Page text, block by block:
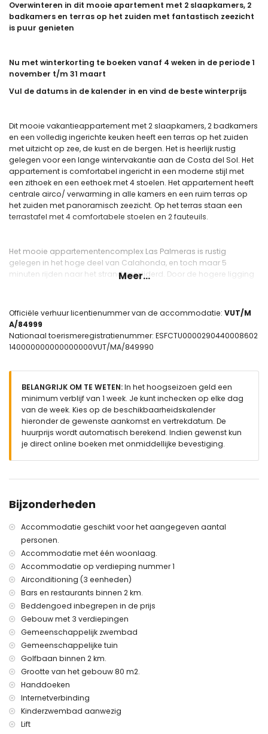
Overwinteren in dit mooie apartement met 2 slaapkamers, 2
badkamers en terras op het zuiden met fantastisch zeezicht
is puur genieten
Nu met winterkorting te boeken vanaf 4 weken in de periode 1
november t/m 31 maart
Vul de datums in de kalender in en vind de beste winterprijs
Dit mooie vakantieappartement met 2 slaapkamers, 2 badkamers
en een volledig ingerichte keuken heeft een terras op het zuiden
met uitzicht op zee, de kust en de bergen. Het is heerlijk rustig
gelegen voor een lange wintervakantie aan de Costa del Sol. Het
appartement is comfortabel ingericht in een moderne stijl met
een zithoek en een eethoek met 4 stoelen. Het appartement heeft
centrale airco/ verwarming in alle kamers en een ruim terras op
het zuiden met panoramisch zeezicht. Op het terras staan een
terrastafel met 4 comfortabele stoelen en 2 fauteuils.
Het mooie appartementencomplex Las Palmeras is rustig
gelegen in het hoge deel van Calahonda, en toch maar 5
minuten rijden naar het strand verwijderd. Door de hogere ligging
appartement is gunstig gelegen voor golfen, tennis en strand.
Vanaf het appartement is het 1 km tot 3 km rijden naar diverse
supermarkten, winkels, restaurants en bars. Strand van Calahonda
op 3,5 km.
Er is een privé parkeerplaats aanwezig in de ondergrondse
La Siesta Golf en tennisclub Club Del Sol liggen beide binnen 2 km
afstand.
Binnen aanwezig
Ruime woonkamer met zithoek, eethoek en schuifpui naar
stoelen.
zenders, YouTube en Netflix.
Er is ook een stereoset met cd speler die aangesloten is op
de tv.
Gratis WIFI internetaansluiting aanwezig (glasvezel).
Keuken
Moderne keuken met keramische kookplaat, afzuigkap, oven,
magnetron, koelkast, vaatwasser, wasmachine, koffie machine,
water koker, broodtoaster, tosti apparaat, staafmixer, elektrische
eierkoker van het merk Steba, blender, slowcooker, granieten
werkblad en een doorgeefluik naar de eethoek.
Twee slaapkamers met inbouwkasten en airco/verwarming. De
hoofdslaapkamer heeft een badkamer en-suite en een schuifpui
naar het terras. Bedden: De hoofdslaapkamer heeft 2
Meer...
Officiële verhuur licentienummer van de accommodatie: VUT/M
A/84999
Nationaal toerismeregistratienummer: ESFCTU0000290440008602
140000000000000000VUT/MA/849990
BELANGRIJK OM TE WETEN:In het hoogseizoen geld een
minimum verblijf van 1 week. Je kunt inchecken op elke dag
van de week. Kies op de beschikbaarheidskalender
hieronder de gewenste aankomst en vertrekdatum. De
huurprijs wordt automatisch berekend. Indien gewenst kun
je direct online boeken met onmiddellijke bevestiging.
Bijzonderheden
Accommodatie geschikt voor het aangegeven aantal
personen.
Accommodatie met één woonlaag.
Accommodatie op verdieping nummer 1
Airconditioning (3 eenheden)
Bars en restaurants binnen 2 km.
Beddengoed inbegrepen in de prijs
Gebouw met 3 verdiepingen
Gemeenschappelijk zwembad
Gemeenschappelijke tuin
Golfbaan binnen 2 km.
Grootte van het gebouw 80 m2.
Handdoeken
Internetverbinding
Kinderzwembad aanwezig
Lift